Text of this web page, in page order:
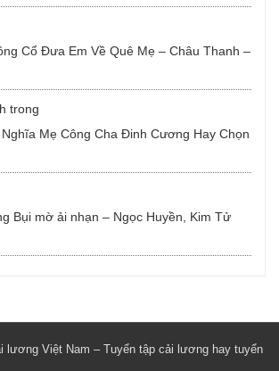
Cổ Đưa Em Về Quê Mẹ – Châu Thanh –
trong
Mẹ Công Cha Đinh Cương Hay Chọn
Bụi mờ ải nhạn – Ngọc Huyền, Kim Tử
lương Việt Nam – Tuyển tập cải lương hay tuyển